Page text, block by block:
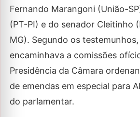
Fernando Marangoni (União-
(PT-PI) e do senador Cleitinho
MG). Segundo os testemunhos,
encaminhava a comissões
Presidência da Câmara
de emendas em especial para
do parlamentar.